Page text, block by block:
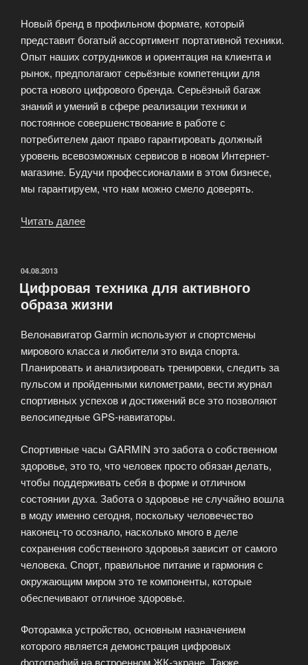
Новый бренд в профильном формате, который
представит богатый ассортимент портативной техники.
Опыт наших сотрудников и ориентация на клиента и
рынок, предполагают серьёзные компетенции для
роста нового цифрового бренда. Серьёзный багаж
знаний и умений в сфере реализации техники и
постоянное совершенствование в работе с
потребителем дают право гарантировать должный
уровень всевозможных сервисов в новом Интернет-
магазине. Будучи профессионалами в этом бизнесе,
мы гарантируем, что нам можно смело доверять.
Читать далее
техники
и
ОПУБЛИКОВАНО
04.08.2013
Цифровая техника для активного
образа жизни
Велонавигатор Garmin используют и спортсмены
мирового класса и любители это вида спорта.
Планировать и анализировать тренировки, следить за
пульсом и пройденными километрами, вести журнал
спортивных успехов и достижений все это позволяют
велосипедные GPS-навигаторы.
Спортивные часы GARMIN это забота о собственном
здоровье, это то, что человек просто обязан делать,
чтобы поддерживать себя в форме и отличном
состоянии духа. Забота о здоровье не случайно вошла
в моду именно сегодня, поскольку человечество
наконец-то осознало, насколько много в деле
сохранения собственного здоровья зависит от самого
человека. Спорт, правильное питание и гармония с
окружающим миром это те компоненты, которые
обеспечивают отличное здоровье.
Фоторамка устройство, основным назначением
которого является демонстрация цифровых
фотографий на встроенном ЖК-экране. Также